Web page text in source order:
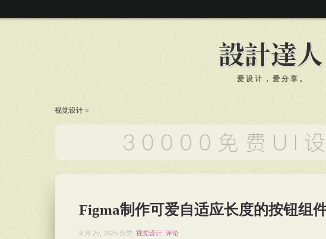
爱设计，爱分享。
视觉设计 »
Figma制作可爱自适应长度的按钮组
9 月 25, 2025 分类: 视觉设计 评论